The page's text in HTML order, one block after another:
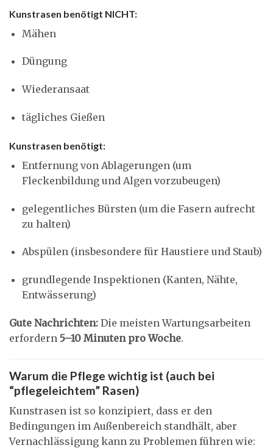
Kunstrasen benötigt NICHT:
Mähen
Düngung
Wiederansaat
tägliches Gießen
Kunstrasen benötigt:
Entfernung von Ablagerungen (um
Fleckenbildung und Algen vorzubeugen)
gelegentliches Bürsten (um die Fasern aufrecht
zu halten)
Abspülen (insbesondere für Haustiere und Staub)
grundlegende Inspektionen (Kanten, Nähte,
Entwässerung)
Gute Nachrichten: Die meisten Wartungsarbeiten
erfordern 5–10 Minuten pro Woche.
Warum die Pflege wichtig ist (auch bei
“pflegeleichtem” Rasen)
Kunstrasen ist so konzipiert, dass er den
Bedingungen im Außenbereich standhält, aber
Vernachlässigung kann zu Problemen führen wie: